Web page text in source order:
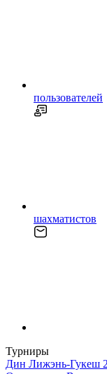
пользователей
шахматистов
Турниры
Дин Лижэнь-Гукеш